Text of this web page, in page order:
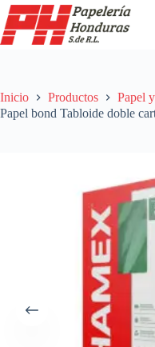
Saltar
al
contenido
Inicio Productos Papel
Papel bond Tabloide doble